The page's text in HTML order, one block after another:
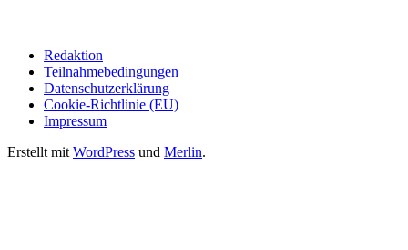
Redaktion
Teilnahmebedingungen
Datenschutzerklärung
Cookie-Richtlinie (EU)
Impressum
Erstellt mit WordPress und Merlin.